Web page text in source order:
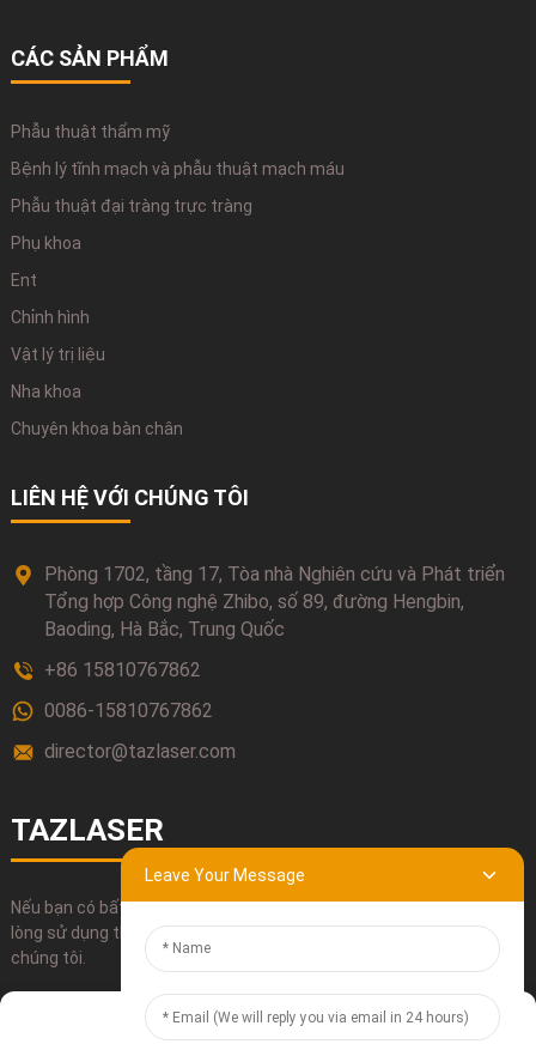
CÁC SẢN PHẨM
Phẫu thuật thẩm mỹ
Bệnh lý tĩnh mạch và phẫu thuật mạch máu
Phẫu thuật đại tràng trực tràng
Phụ khoa
Ent
Chỉnh hình
Vật lý trị liệu
Nha khoa
Chuyên khoa bàn chân
LIÊN HỆ VỚI CHÚNG TÔI
Phòng 1702, tầng 17, Tòa nhà Nghiên cứu và Phát triển
Tổng hợp Công nghệ Zhibo, số 89, đường Hengbin,
Baoding, Hà Bắc, Trung Quốc
+86 15810767862
0086-15810767862
director@tazlaser.com
TAZLASER
Nếu bạn có bất kỳ thắc mắc nào về sản phẩm của chúng tôi, vui
lòng sử dụng thông tin liên hệ, gửi email hoặc gọi điện trực tiếp cho
chúng tôi.
Leave Your Message
Manage Cookie Consent